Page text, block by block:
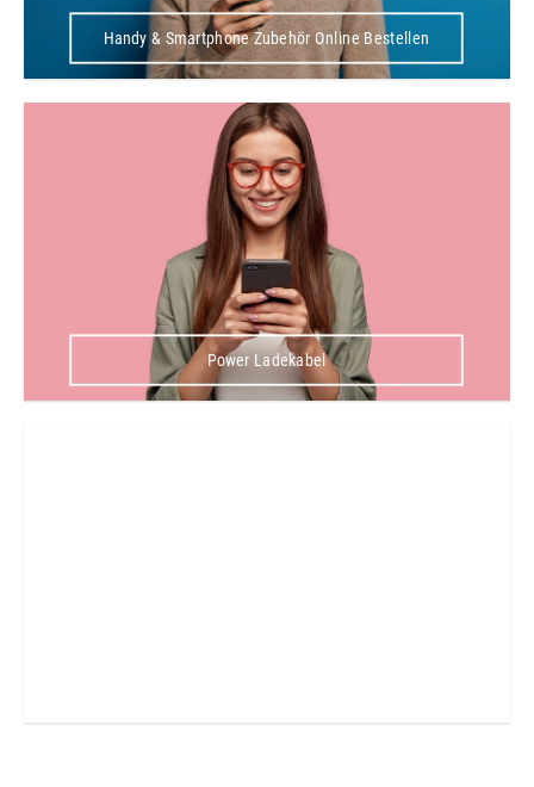
Handy & Smartphone Zubehör Online Bestellen
Power Ladekabel